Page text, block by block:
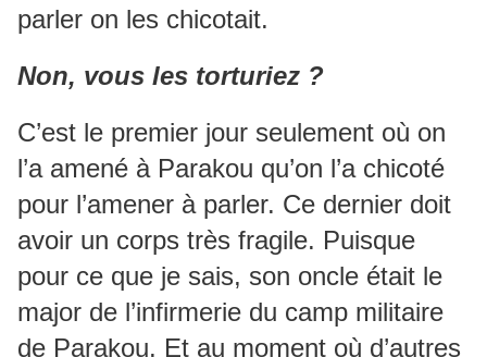
parler on les chicotait.
Non, vous les torturiez ?
C’est le premier jour seulement où on
l’a amené à Parakou qu’on l’a chicoté
pour l’amener à parler. Ce dernier doit
avoir un corps très fragile. Puisque
pour ce que je sais, son oncle était le
major de l’infirmerie du camp militaire
de Parakou. Et au moment où d’autres